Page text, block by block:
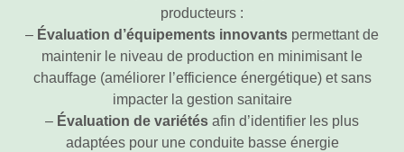
producteurs :
– Évaluation d’équipements innovants permettant de
maintenir le niveau de production en minimisant le
chauffage (améliorer l’efficience énergétique) et sans
impacter la gestion sanitaire
– Évaluation de variétés afin d’identifier les plus
adaptées pour une conduite basse énergie